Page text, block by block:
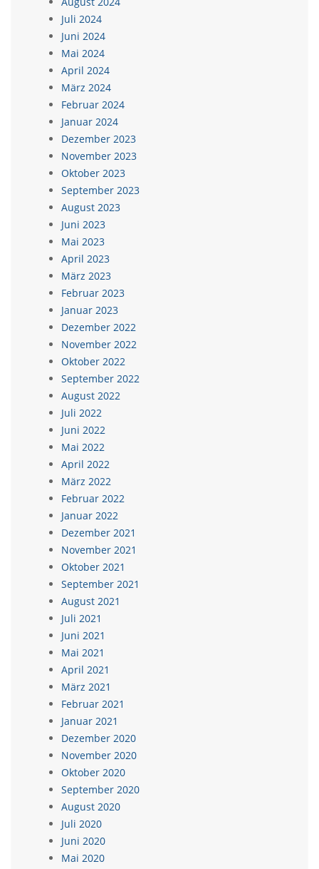
Juli 2024
Juni 2024
Mai 2024
April 2024
März 2024
Februar 2024
Januar 2024
Dezember 2023
November 2023
Oktober 2023
September 2023
August 2023
Juni 2023
Mai 2023
April 2023
März 2023
Februar 2023
Januar 2023
Dezember 2022
November 2022
Oktober 2022
September 2022
August 2022
Juli 2022
Juni 2022
Mai 2022
April 2022
März 2022
Februar 2022
Januar 2022
Dezember 2021
November 2021
Oktober 2021
September 2021
August 2021
Juli 2021
Juni 2021
Mai 2021
April 2021
März 2021
Februar 2021
Januar 2021
Dezember 2020
November 2020
Oktober 2020
September 2020
August 2020
Juli 2020
Juni 2020
Mai 2020